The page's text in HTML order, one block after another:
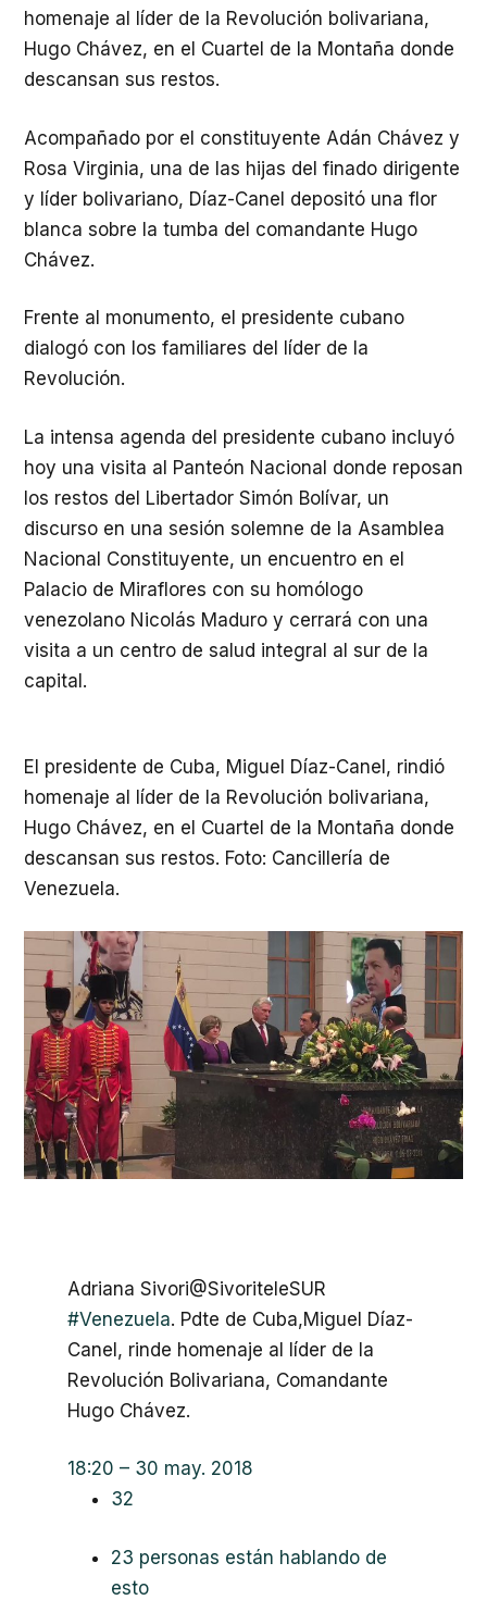
homenaje al líder de la Revolución bolivariana,
Hugo Chávez, en el Cuartel de la Montaña donde
descansan sus restos.
Acompañado por el constituyente Adán Chávez y
Rosa Virginia, una de las hijas del finado dirigente
y líder bolivariano, Díaz-Canel depositó una flor
blanca sobre la tumba del comandante Hugo
Chávez.
Frente al monumento, el presidente cubano
dialogó con los familiares del líder de la
Revolución.
La intensa agenda del presidente cubano incluyó
hoy una visita al Panteón Nacional donde reposan
los restos del Libertador Simón Bolívar, un
discurso en una sesión solemne de la Asamblea
Nacional Constituyente, un encuentro en el
Palacio de Miraflores con su homólogo
venezolano Nicolás Maduro y cerrará con una
visita a un centro de salud integral al sur de la
capital.
El presidente de Cuba, Miguel Díaz-Canel, rindió
homenaje al líder de la Revolución bolivariana,
Hugo Chávez, en el Cuartel de la Montaña donde
descansan sus restos. Foto: Cancillería de
Venezuela.
Adriana Sivori@SivoriteleSUR
#Venezuela. Pdte de Cuba,Miguel Díaz-
Canel, rinde homenaje al líder de la
Revolución Bolivariana, Comandante
Hugo Chávez.
18:20 – 30 may. 2018
32
23 personas están hablando de
esto